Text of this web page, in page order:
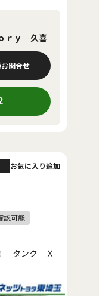
ｒｙ 久喜
問合せ
お気に入り追加
！ タンク Ｘ